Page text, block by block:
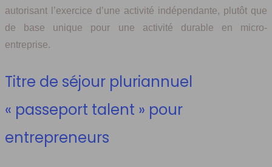
autorisant l’exercice d’une activité indépendante, plutôt que
de base unique pour une activité durable en micro-
entreprise.
Titre de séjour pluriannuel
« passeport talent » pour
entrepreneurs